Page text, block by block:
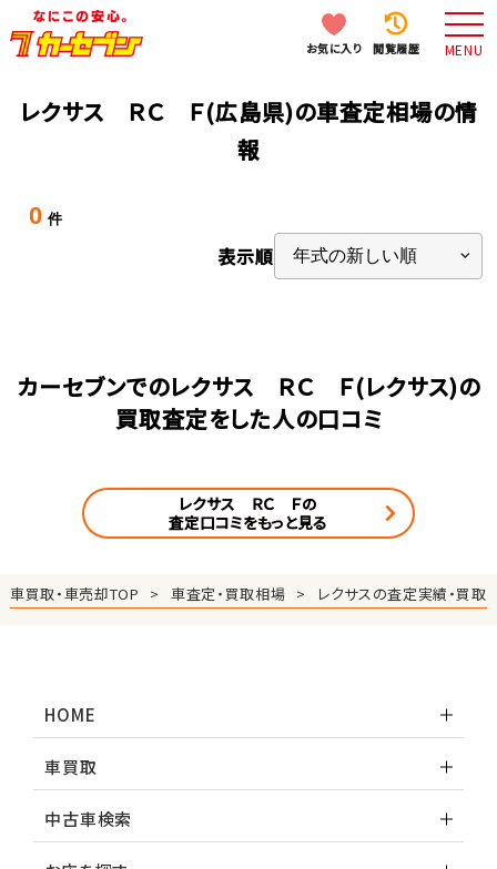
お気に入り 閲覧履歴 MENU
レクサス ＲＣ Ｆ(広島県)の車査定相場の情
報
0 件
表示順
カーセブンでのレクサス ＲＣ Ｆ(レクサス)の
買取査定をした人の口コミ
レクサス ＲＣ Ｆの
査定口コミをもっと見る
車買取・車売却TOP 車査定・買取相場 レクサスの査定実績・買取
HOME
車買取
中古車検索